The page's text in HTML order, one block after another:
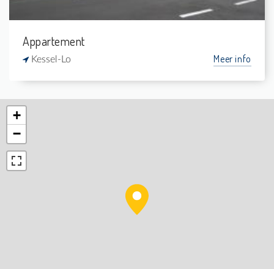
Appartement
Kessel-Lo Meer info
+
−